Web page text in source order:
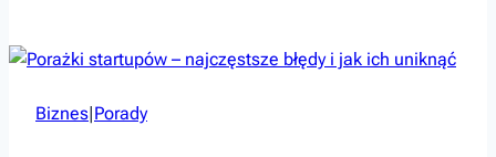
energii
stylizacje
Biznes Porady